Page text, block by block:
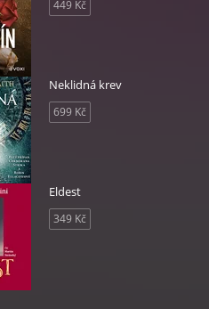
449 Kč
Neklidná krev
699 Kč
Eldest
349 Kč